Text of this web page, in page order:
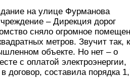
на улице Фурманова
– Дирекция дорог
сняло огромное
метров. Звучит так,
объекте. Но нет – о
с оплатой электроэнергии,
договор, составила порядка